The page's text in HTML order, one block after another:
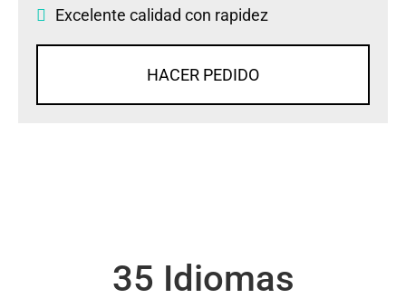
Excelente calidad con rapidez
HACER PEDIDO
35 Idiomas